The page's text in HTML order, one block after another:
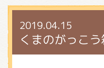
2019.04.15
くまのがっこ
絵本・作